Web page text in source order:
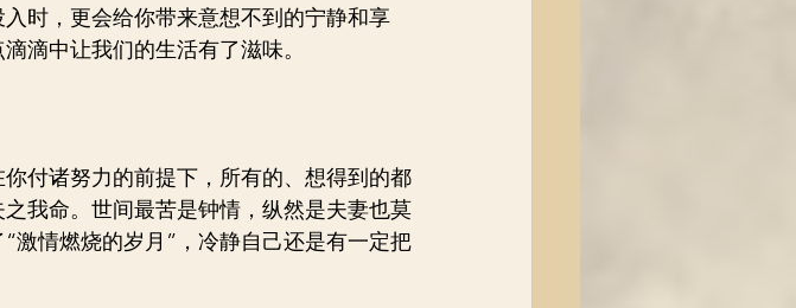
时，更会给你带来意想不到的宁静和享
滴中让我们的生活有了滋味。
付诸努力的前提下，所有的、想得到的都
我命。世间最苦是钟情，纵然是夫妻也莫
激情燃烧的岁月”，冷静自己还是有一定把